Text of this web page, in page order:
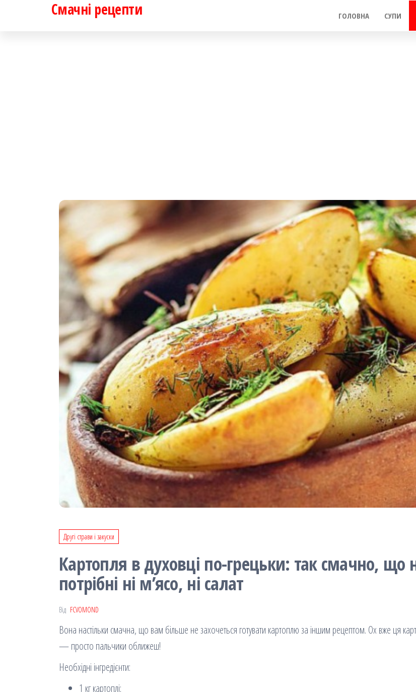
Смачні рецепти ГОЛОВНА СУПИ
Другі страви і закуски
Картопля в духовці по-грецьки: так смачно, що
потрібні ні м’ясо, ні салат
Від FCVOMOND
Вона настільки смачна, що вам більше не захочеться готувати картоплю за іншим рецептом. Ох вже ця
— просто пальчики оближеш!
Необхідні інгредієнти:
1 кг картоплі;